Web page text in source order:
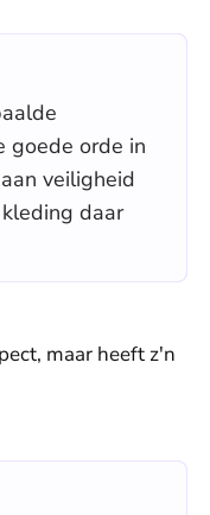
goede orde in
veiligheid
daar
maar heeft z'n